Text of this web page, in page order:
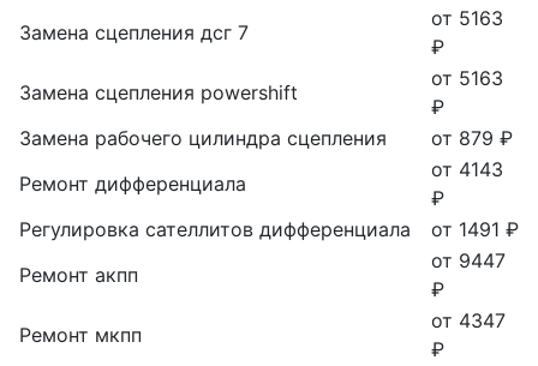
Замена сцепления дсг 7
от 5163
₽
Замена сцепления powershift
от 5163
₽
Замена рабочего цилиндра сцепления
от 879 ₽
Ремонт дифференциала
от 4143
₽
Регулировка сателлитов дифференциала
от 1491 ₽
Ремонт акпп
от 9447
₽
Ремонт мкпп
от 4347
₽